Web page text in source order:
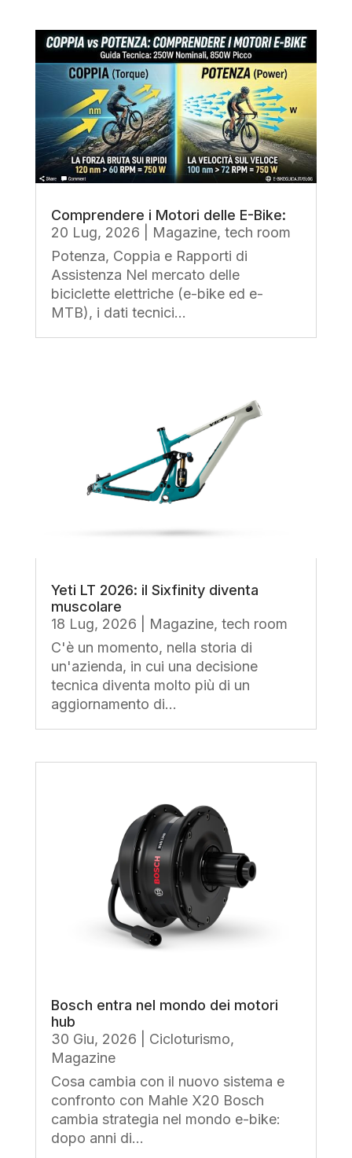
Comprendere i Motori delle E-Bike:
20 Lug, 2026
Magazine, tech room
Potenza, Coppia e Rapporti di
Assistenza Nel mercato delle
biciclette elettriche (e-bike ed e-
MTB), i dati tecnici...
Yeti LT 2026: il Sixfinity diventa
muscolare
18 Lug, 2026
Magazine, tech room
C'è un momento, nella storia di
un'azienda, in cui una decisione
tecnica diventa molto più di un
aggiornamento di...
Bosch entra nel mondo dei motori
hub
30 Giu, 2026
Cicloturismo,
Magazine
Cosa cambia con il nuovo sistema e
confronto con Mahle X20 Bosch
cambia strategia nel mondo e-bike:
dopo anni di...